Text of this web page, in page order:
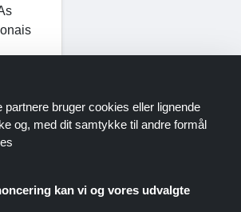
nos
partnere bruger cookies eller lignende
og, med dit samtykke til andre formål
kan vi og vores udvalgte